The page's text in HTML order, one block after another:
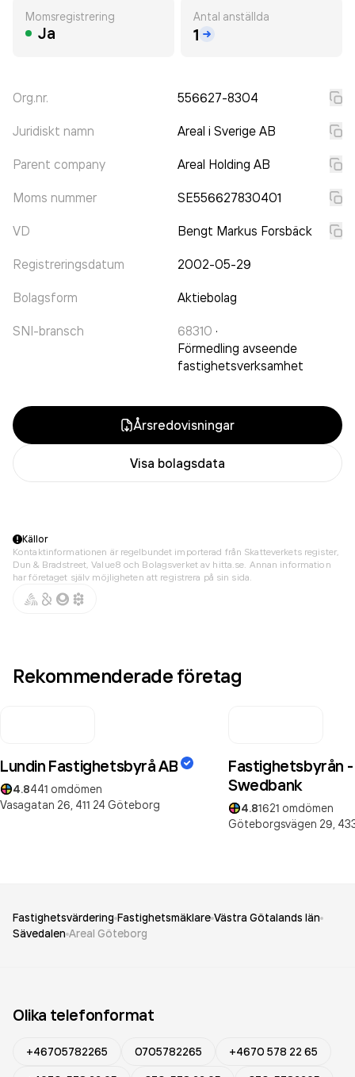
Momsregistrering
Ja
Antal anställda
1
Org.nr. 556627-8304
Juridiskt namn Areal i Sverige AB
Parent company Areal Holding AB
Moms nummer SE556627830401
VD Bengt Markus Forsbäck
Registreringsdatum 2002-05-29
Bolagsform Aktiebolag
SNI-bransch 68310 ·
Förmedling avseende
fastighetsverksamhet
Årsredovisningar
Visa bolagsdata
Källor
Kontaktinformationen är regelbundet importerad från Skatteverkets register,
Dun & Bradstreet, Value8 och Bolagsverket av hitta.se. Annan information
har företaget själv möjligheten att registrera på sin sida.
Rekommenderade företag
Lundin Fastighetsbyrå AB
4.8441 omdömen
Vasagatan 26, 411 24 Göteborg
Fastighetsbyrån -
Swedbank
4.81621 omdömen
Göteborgsvägen 29,
Fastighetsvärdering Fastighetsmäklare Västra Götalands län
Sävedalen Areal Göteborg
Olika telefonformat
+46705782265 0705782265
+4670 578 22 65